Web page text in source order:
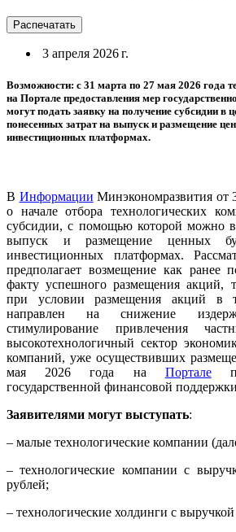
Распечатать
3 апреля 2026 г.
Возможности: с 31 марта по 27 мая 2026 года
на Портале предоставления мер
могут подать заявку на получение субсидии в
понесенных затрат на выпуск и размещение
инвестиционных платформах.
В Информации Минэкономразвития от
о начале отбора технологических
субсидии, с помощью которой можно
выпуск и размещение ценных
инвестиционных платформах.
предполагает возмещение как ранее
факту успешного размещения акций,
при условии размещения акций в
направлен на снижение
стимулирование привлечения
высокотехнологичный сектор
компаний, уже осуществивших
мая 2026 года на Портале
государственной финансовой
Заявителями могут выступать:
– малые технологические компании
– технологические компании с
рублей;
– технологические холдинги с